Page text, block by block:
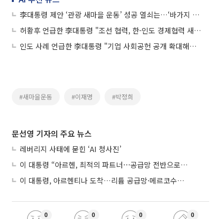
李대통령 제안 ‘관광 새마을 운동’ 성공 열쇠는…‘바가지 근절·교통 인프라·지역중심 생태계’
허황후 언급한 李대통령 "조선 협력, 한-인도 경제협력 새 출발점"
인도 사례 언급한 李대통령 "기업 사회공헌 공개 확대해야 …투자 기준 활용"
#새마을운동 #이재명 #박정희
문선영 기자의 주요 뉴스
레버리지 사태에 묻힌 ‘AI 청사진’
이 대통령 “아르헨, 최적의 파트너⋯공급망 전반으로 확대”
이 대통령, 아르헨티나 도착…리튬 공급망·메르코수르 협력 논의
0 0 0 0